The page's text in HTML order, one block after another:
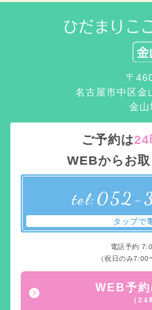
〒
名古屋市中区金
金山
ご予約は24
WEBからお
tel: 052-
タップで
電話予約
（祝日のみ7:00
WEB予約
（24